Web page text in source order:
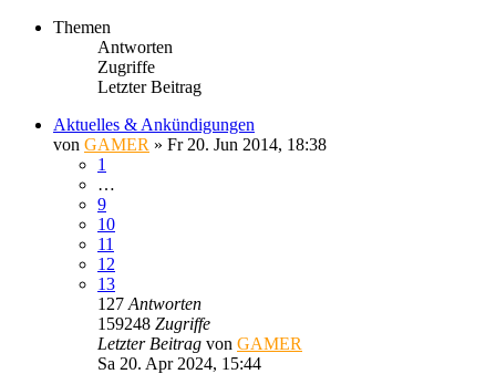
Themen
Antworten
Zugriffe
Letzter Beitrag
Aktuelles & Ankündigungen
von GAMER » Fr 20. Jun 2014, 18:38
1
…
9
10
11
12
13
127 Antworten
159248 Zugriffe
Letzter Beitrag von GAMER
Sa 20. Apr 2024, 15:44